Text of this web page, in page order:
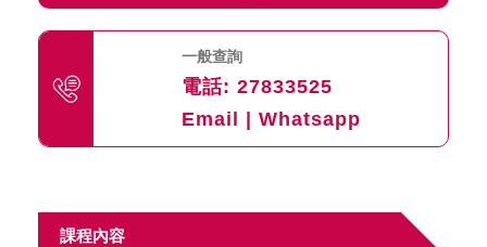
一般查詢
電話: 27833525
Email
Whatsapp
課程內容